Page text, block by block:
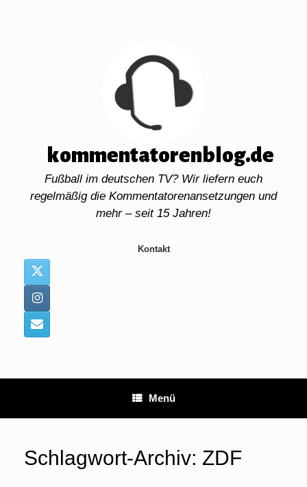
kommentatorenblog.de
Fußball im deutschen TV? Wir liefern euch
regelmäßig die Kommentatorenansetzungen und
mehr – seit 15 Jahren!
Kontakt
Menü
Schlagwort-Archiv: ZDF